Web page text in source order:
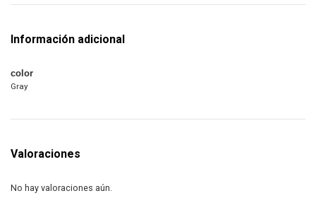
Información adicional
color
Gray
Valoraciones
No hay valoraciones aún.